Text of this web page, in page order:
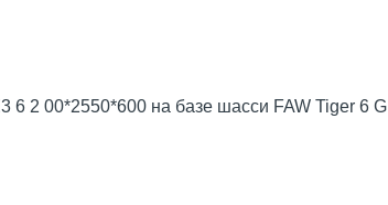
2 00*2550*600 на базе шасси FAW Tiger 6 G